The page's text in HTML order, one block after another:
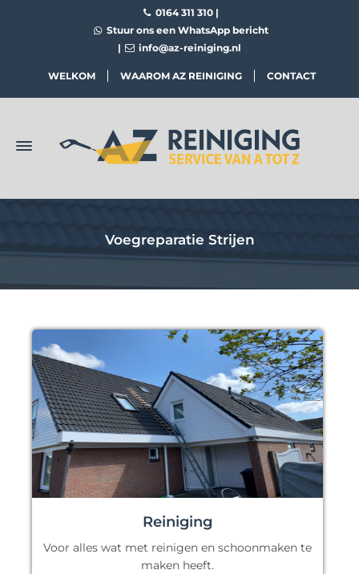
0164 311 310 |
Stuur ons een WhatsApp bericht
|
info@az-reiniging.nl
WELKOM WAAROM AZ REINIGING CONTACT
Voegreparatie Strijen
Reiniging
Voor alles wat met reinigen en schoonmaken te
maken heeft.